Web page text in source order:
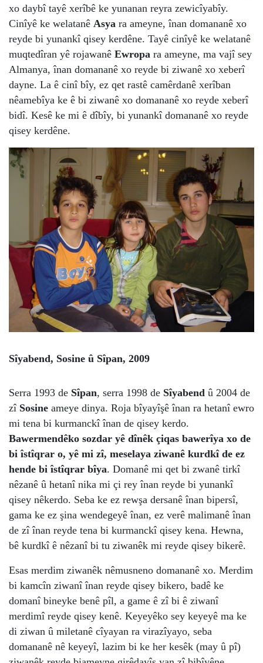
xo daybî tayê xerîbê ke yunanan reyra zewicîyabîy.
Cinîyê ke welatanê Asya ra ameyne, înan domananê xo
reyde bi yunankî qisey kerdêne. Tayê cinîyê ke welatanê
muqtedîran yê rojawanê Ewropa ra ameyne, ma vajî sey
Almanya, înan domananê xo reyde bi ziwanê xo xeberî
dayne. La ê cinî bîy, ez qet rastê camêrdanê xerîban
nêamebîya ke ê bi ziwanê xo domananê xo reyde xeberî
bidî. Kesê ke mi ê dîbîy, bi yunankî domananê xo reyde
qisey kerdêne.
Sîyabend, Sosine û Sîpan, 2009
Serra 1993 de Sîpan, serra 1998 de Sîyabend û 2004 de
zî Sosine ameye dinya. Roja bîyayîşê înan ra hetanî ewro
mi tena bi kurmanckî înan de qisey kerdo.
Bawermendêko sozdar yê dînêk çiqas bawerîya xo de
bi îstîqrar o, yê mi zî, meselaya ziwanê kurdkî de ez
hende bi îstîqrar bîya. Domanê mi qet bi zwanê tirkî
nêzanê û hetanî nika mi çi rey înan reyde bi yunankî
qisey nêkerdo. Seba ke ez rewşa dersanê înan bipersî,
gama ke ez şina wendegeyê înan, ez verê malimanê înan
de zî înan reyde tena bi kurmanckî qisey kena. Hewna,
bê kurdkî ê nêzanî bi tu ziwanêk mi reyde qisey bikerê.
Esas merdim ziwanêk nêmusneno domananê xo. Merdim
bi kamcîn ziwanî înan reyde qisey bikero, badê ke
domanî bineyke benê pîl, a game ê zî bi ê ziwanî
merdimî reyde qisey kenê. Keyeyêko sey keyeyê ma ke
di ziwan û miletanê cîyayan ra virazîyayo, seba
domananê nê keyeyî, lazim bi ke her kesêk (may û pî)